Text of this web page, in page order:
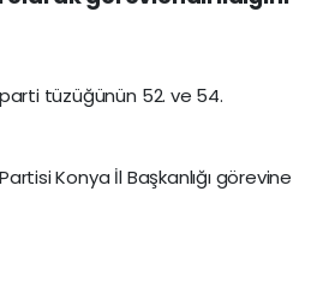
parti tüzüğünün 52. ve 54.
Konya İl Başkanlığı görevine